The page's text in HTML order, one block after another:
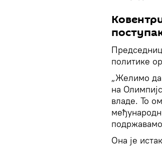
политике
„Желимо да
на
владе. То
Она је